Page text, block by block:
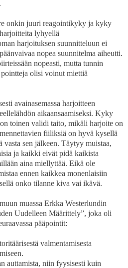
onkin juuri reagointikyky ja kyky
lyhyellä
harjoituksen suunnitteluun ei
nopea suunnitelma aiheutti.
nopeasti, mutta tunnin
olisi voinut miettiä
avainasemassa harjoitteen
aikaansaamiseksi. Kyky
toinen validi taito, mikäli harjoite on
fiiliksiä on hyvä kysellä
vasta sen jälkeen. Täytyy muistaa,
ja kaikki eivät pidä kaikista
aina miellyttää. Eikä ole
ennen kaikkea monenlaisiin
onko tilanne kiva vai ikävä.
muassa Erkka Westerlundin
Uudelleen Määrittely”, joka oli
pääpointit:
valmentamisesta
auttamista, niin fyysisesti kuin